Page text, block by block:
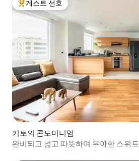
상위 게스트 선호
게스트 선호
키토의 콘도미니엄
완비되고 넓고 따뜻하며 우아한 스위트